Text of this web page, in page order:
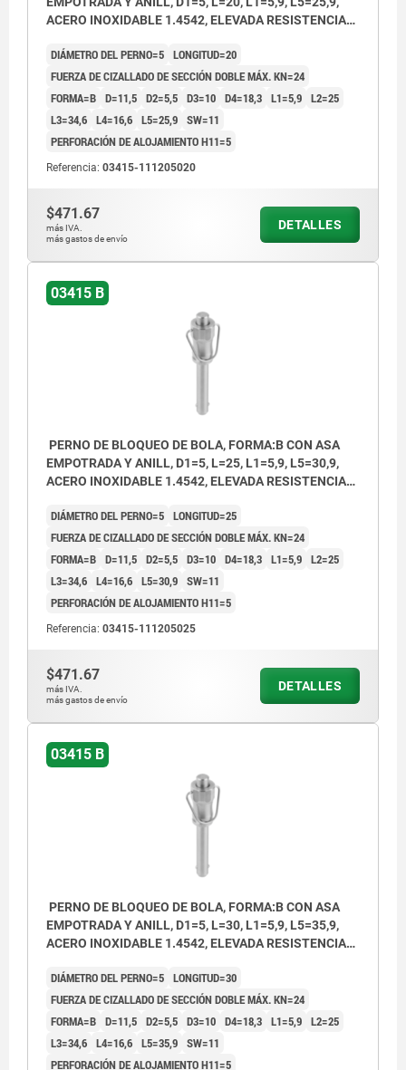
ACERO INOXIDABLE 1.4542, ELEVADA RESISTENCIA
DIÁMETRO DEL PERNO=5 LONGITUD=20
FUERZA DE CIZALLADO DE SECCIÓN DOBLE MÁX. KN=24
FORMA=B D=11,5 D2=5,5 D3=10 D4=18,3 L1=5,9 L2=25
L3=34,6 L4=16,6 L5=25,9 SW=11
PERFORACIÓN DE ALOJAMIENTO H11=5
Referencia: 03415-111205020
$471.67
más IVA.
más gastos de envío
DETALLES
03415 B
PERNO DE BLOQUEO DE BOLA, FORMA:B CON ASA
EMPOTRADA Y ANILL, D1=5, L=25, L1=5,9, L5=30,9,
ACERO INOXIDABLE 1.4542, ELEVADA RESISTENCIA
DIÁMETRO DEL PERNO=5 LONGITUD=25
FUERZA DE CIZALLADO DE SECCIÓN DOBLE MÁX. KN=24
FORMA=B D=11,5 D2=5,5 D3=10 D4=18,3 L1=5,9 L2=25
L3=34,6 L4=16,6 L5=30,9 SW=11
PERFORACIÓN DE ALOJAMIENTO H11=5
Referencia: 03415-111205025
$471.67
más IVA.
más gastos de envío
DETALLES
03415 B
PERNO DE BLOQUEO DE BOLA, FORMA:B CON ASA
EMPOTRADA Y ANILL, D1=5, L=30, L1=5,9, L5=35,9,
ACERO INOXIDABLE 1.4542, ELEVADA RESISTENCIA
DIÁMETRO DEL PERNO=5 LONGITUD=30
FUERZA DE CIZALLADO DE SECCIÓN DOBLE MÁX. KN=24
FORMA=B D=11,5 D2=5,5 D3=10 D4=18,3 L1=5,9 L2=25
L3=34,6 L4=16,6 L5=35,9 SW=11
PERFORACIÓN DE ALOJAMIENTO H11=5